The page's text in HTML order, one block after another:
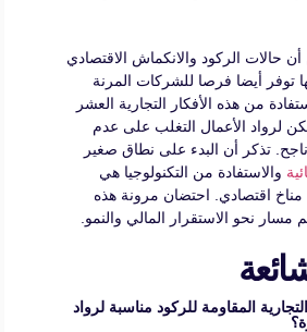
حالات الركود والانكماش الاقتصادي
توفر أيضا فرصا للشركات المرنة
من هذه الأفكار التجارية العشر
لرواد الأعمال التغلب على عدم
تذكر أن البدء على نطاق صغير
والاستفادة من التكنولوجيا هي
مناخ اقتصادي. احتضان مرونة هذه
مسار نحو الاستقرار المالي والنمو.
المقاومة للركود مناسبة لرواد